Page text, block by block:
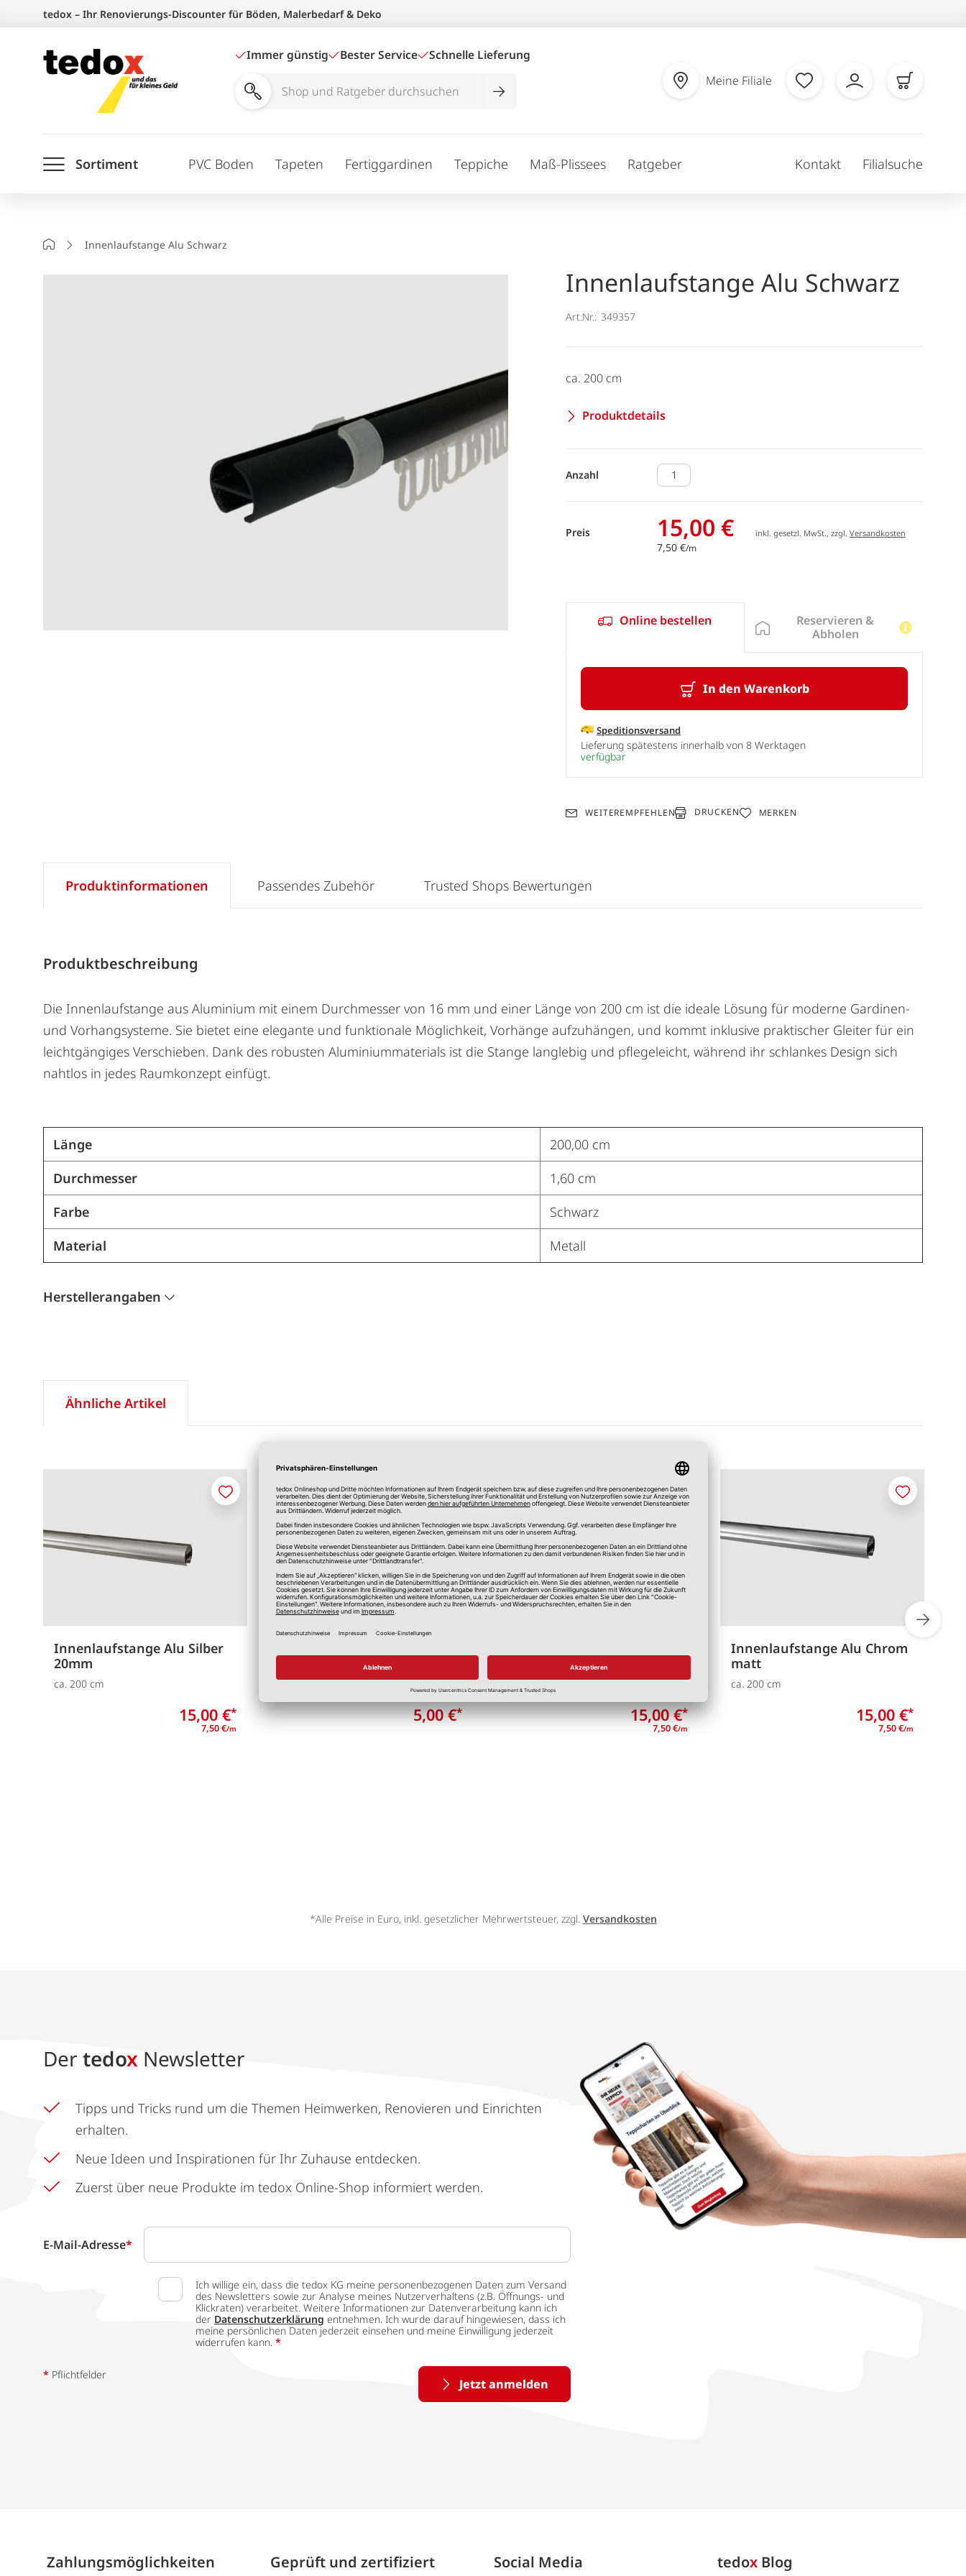
springen
tedox – Ihr Renovierungs-Discounter für Böden, Malerbedarf & Deko
Immer günstig Bester Service Schnelle Lieferung
Shop
durchsuchen
Meine Filiale
Sortiment PVC Boden Tapeten Fertiggardinen Teppiche Maß-Plissees Ratgeber Kontakt Filialsuche
StartseiteInnenlaufstange Alu Schwarz
Innenlaufstange Alu Schwarz
Art.Nr.: 349357
ca. 200 cm
Produktdetails
Anzahl
Preis 15,00 €
7,50 €/m
inkl. gesetzl. MwSt., zzgl.Versandkosten
Online bestellen
In den Warenkorb
Speditionsversand
Lieferung spätestens innerhalb von 8 Werktagen
verfügbar
Reservieren &
Abholen
WEITEREMPFEHLEN DRUCKEN MERKEN
Produktinformationen
Produktbeschreibung
Die Innenlaufstange aus Aluminium mit einem Durchmesser von 16 mm und einer Länge von 200 cm ist die ideale Lösung für moderne Gardinen-
und Vorhangsysteme. Sie bietet eine elegante und funktionale Möglichkeit, Vorhänge aufzuhängen, und kommt inklusive praktischer Gleiter für ein
leichtgängiges Verschieben. Dank des robusten Aluminiummaterials ist die Stange langlebig und pflegeleicht, während ihr schlankes Design sich
nahtlos in jedes Raumkonzept einfügt.
Länge
200,00 cm
Durchmesser
1,60 cm
Farbe
Schwarz
Material
Metall
Herstellerangaben
Passendes Zubehör Trusted Shops Bewertungen
Ähnliche Artikel
Innenlaufstange Alu Silber
20mm
ca. 200 cm
15,00 €*
7,50 €/m
Merken
Praktisch und modern
5,00 €*
Merken
ca. 200 cm
15,00 €*
7,50 €/m
Merken
Innenlaufstange Alu Chrom
matt
ca. 200 cm
15,00 €*
7,50 €/m
Merken
*Alle Preise in Euro, inkl. gesetzlicher Mehrwertsteuer, zzgl. Versandkosten
Der tedox Newsletter
Tipps und Tricks rund um die Themen Heimwerken, Renovieren und Einrichten
erhalten.
Neue Ideen und Inspirationen für Ihr Zuhause entdecken.
Zuerst über neue Produkte im tedox Online-Shop informiert werden.
E-Mail-Adresse*
Ich willige ein, dass die tedox KG meine personenbezogenen Daten zum Versand
des Newsletters sowie zur Analyse meines Nutzerverhaltens (z.B. Öffnungs- und
Klickraten) verarbeitet. Weitere Informationen zur Datenverarbeitung kann ich
der Datenschutzerklärung entnehmen. Ich wurde darauf hingewiesen, dass ich
meine persönlichen Daten jederzeit einsehen und meine Einwilligung jederzeit
widerrufen kann. *
Jetzt anmelden
* Pflichtfelder
Zahlungs­möglich­keiten Geprüft und zertifiziert Social Media tedox Blog